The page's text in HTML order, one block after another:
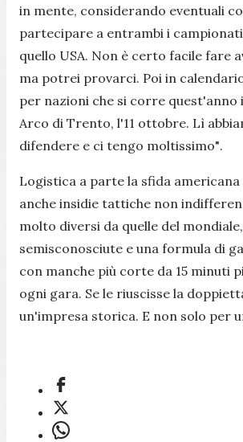
in mente, considerando eventuali
partecipare a entrambi i
quello USA. Non è certo facile fare
ma potrei provarci. Poi in
per nazioni che si corre quest'anno
Arco di Trento, l'11 ottobre. Lì
difendere e ci tengo moltissimo".
Logistica a parte la sfida
anche insidie tattiche non
molto diversi da quelle del
semisconosciute e una formula di
con manche più corte da 15 minuti
ogni gara. Se le riuscisse la
un'impresa storica. E non solo per